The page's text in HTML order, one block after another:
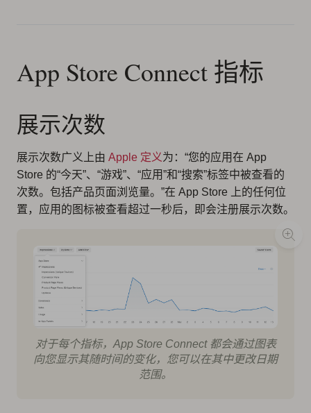
App Store Connect 指标
展示次数
展示次数广义上由 Apple 定义为：“您的应用在 App
Store 的“今天”、“游戏”、“应用”和“搜索”标签中被查看的
次数。 包括产品页面浏览量。”在 App Store 上的任何位
置，应用的图标被查看超过一秒后，即会注册展示次数。
对于每个指标，App Store Connect 都会通过图表
向您显示其随时间的变化，您可以在其中更改日期
范围。